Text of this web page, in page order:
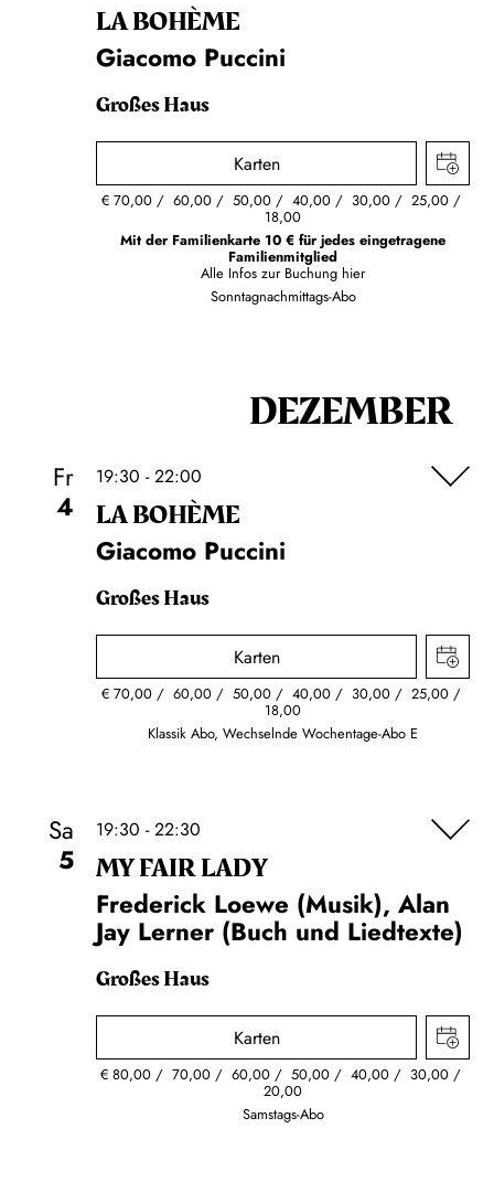
LA BOHÈME
Giacomo Puccini
Großes Haus
Karten
€ 70,00 60,00 50,00 40,00 30,00 25,00
18,00
Mit der Familienkarte 10 € für jedes eingetragene
Familienmitglied
Alle Infos zur Buchung hier
Sonntagnachmittags-Abo
DEZEMBER
Fr
4
19:30 - 22:00
LA BOHÈME
Giacomo Puccini
Großes Haus
Karten
€ 70,00 60,00 50,00 40,00 30,00 25,00
18,00
Klassik Abo, Wechselnde Wochentage-Abo E
Sa
5
19:30 - 22:30
MY FAIR LADY
Frederick Loewe (Musik), Alan
Jay Lerner (Buch und Liedtexte)
Großes Haus
Karten
€80,00 70,00 60,00 50,00 40,00 30,00
20,00
Samstags-Abo